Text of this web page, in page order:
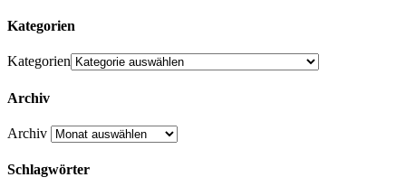
Kategorien
Kategorien
Archiv
Archiv
Schlagwörter